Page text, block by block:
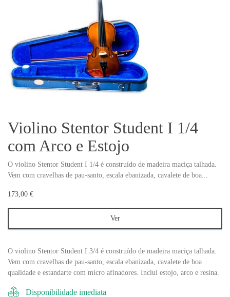
Violino Stentor Student I 1/4
com Arco e Estojo
O violino Stentor Student I 1/4 é construído de madeira maciça talhada.
Vem com cravelhas de pau-santo, escala ebanizada, cavalete de boa...
173,00 €
Ver
O violino Stentor Student I 3/4 é construído de madeira maciça talhada.
Vem com cravelhas de pau-santo, escala ebanizada, cavalete de boa
qualidade e estandarte com micro afinadores. Inclui estojo, arco e resina.
Disponibilidade imediata